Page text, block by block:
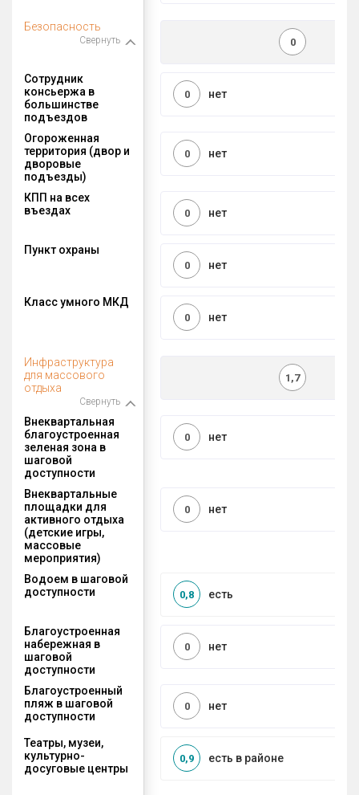
Безопасность
Свернуть 0
Сотрудник
консьержа в
большинстве
подъездов
нет
0
Огороженная
территория (двор и
дворовые
подъезды)
нет
0
КПП на всех
въездах
нет
0
Пункт охраны
нет
0
Класс умного МКД
нет
0
Инфраструктура
для массового
отдыха
Свернуть
1,7
Внеквартальная
благоустроенная
зеленая зона в
шаговой
доступности
нет
0
Внеквартальные
площадки для
активного отдыха
(детские игры,
массовые
мероприятия)
нет
0
Водоем в шаговой
доступности
есть
0,8
Благоустроенная
набережная в
шаговой
доступности
нет
0
Благоустроенный
пляж в шаговой
доступности
нет
0
Театры, музеи,
культурно-
досуговые центры
есть в районе
0,9